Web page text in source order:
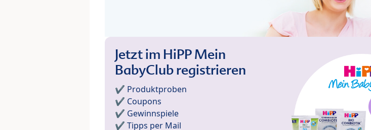
Jetzt im HiPP Mein
BabyClub registrieren
✔️ Produktproben
✔️ Coupons
✔️ Gewinnspiele
✔️ Tipps per Mail